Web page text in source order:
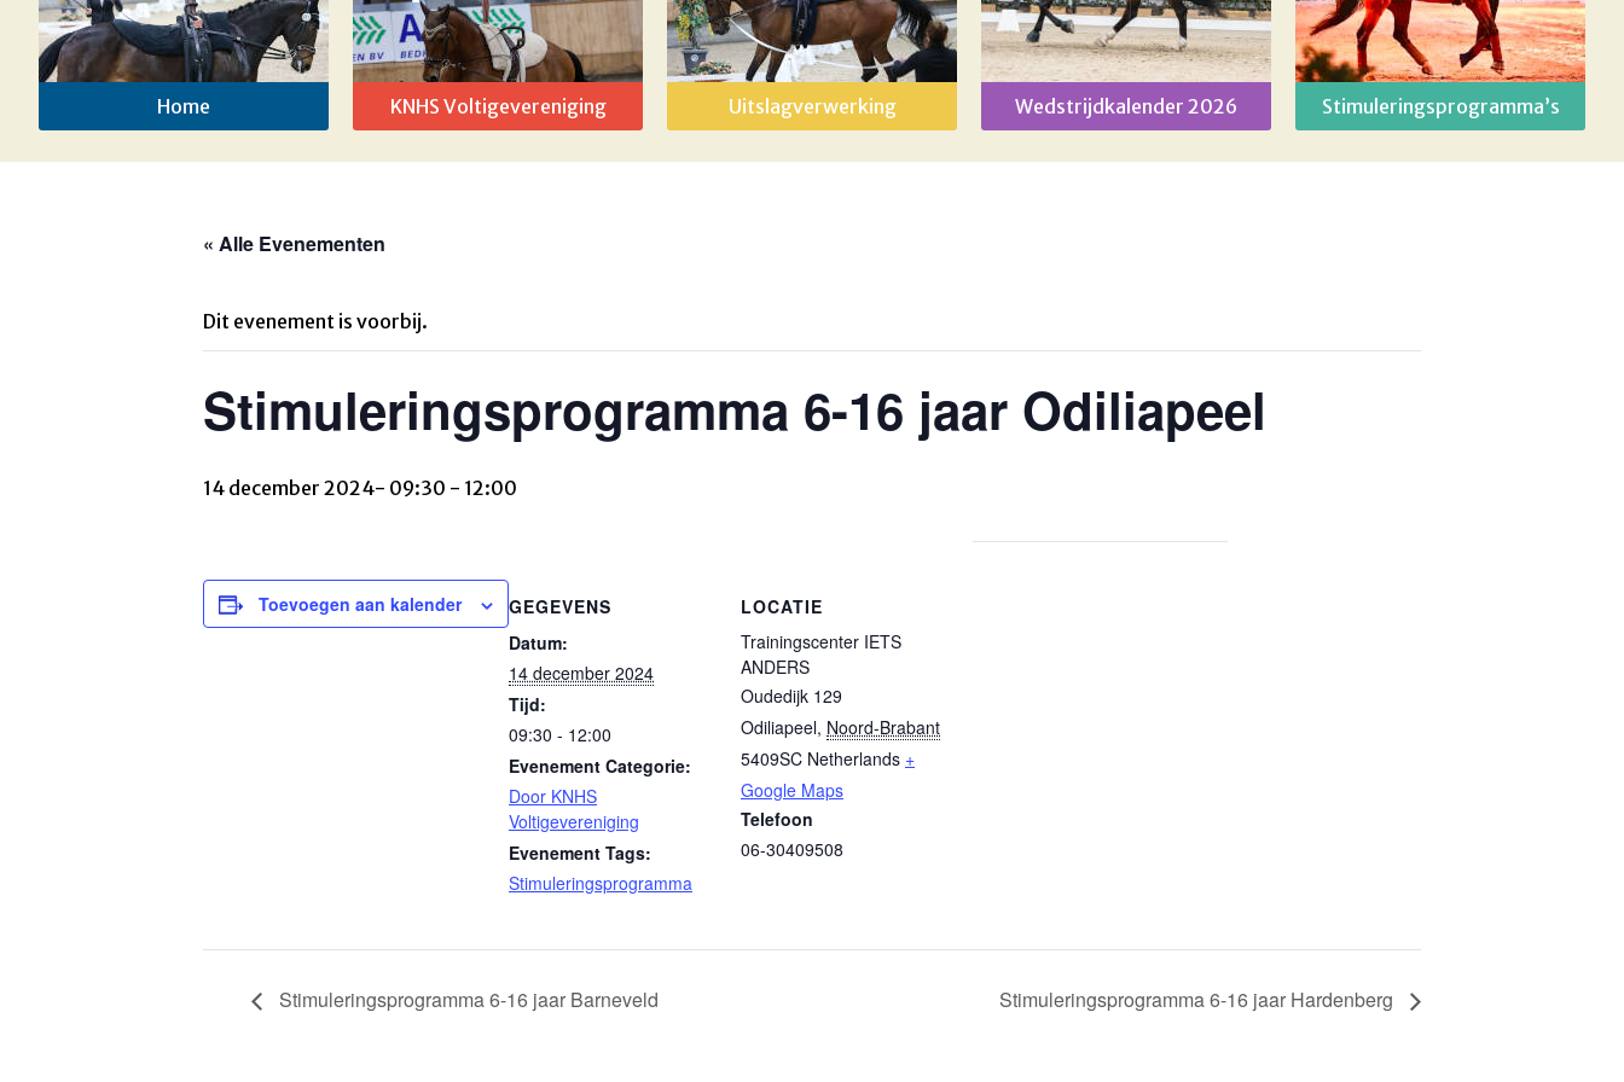
Home KNHS Voltigevereniging Uitslagverwerking Wedstrijdkalender 2026 Stimuleringsprogramma’s
« Alle Evenementen
Dit evenement is voorbij.
Stimuleringsprogramma 6-16 jaar Odiliapeel
14 december 2024- 09:30 - 12:00
Toevoegen aan kalender
GEGEVENS
Datum:
14 december 2024
Tijd:
09:30 - 12:00
Evenement Categorie:
Door KNHS
Voltigevereniging
Evenement Tags:
Stimuleringsprogramma
LOCATIE
Trainingscenter IETS
ANDERS
Oudedijk 129
Odiliapeel, Noord-Brabant
5409SC Netherlands +
Google Maps
Telefoon
06-30409508
Stimuleringsprogramma 6-16 jaar Barneveld Stimuleringsprogramma 6-16 jaar Hardenberg